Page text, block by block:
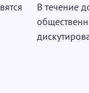
В течение